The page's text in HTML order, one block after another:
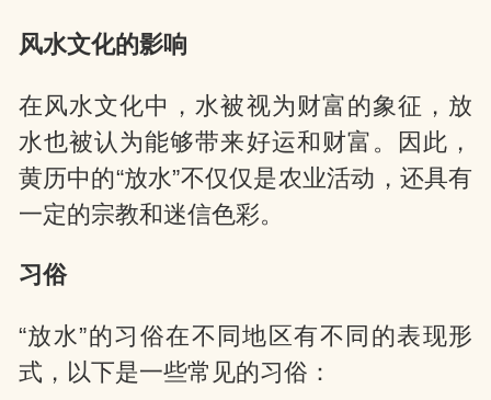
风水文化的影响
在风水文化中，水被视为财富的象征，放
水也被认为能够带来好运和财富。因此，
黄历中的“放水”不仅仅是农业活动，还具有
一定的宗教和迷信色彩。
习俗
“放水”的习俗在不同地区有不同的表现形
式，以下是一些常见的习俗：